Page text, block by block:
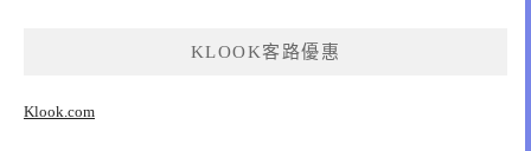
KLOOK客路優惠
Klook.com